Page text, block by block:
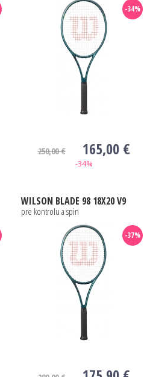
-34%
250,00 € 165,00 €
-34%
WILSON BLADE 98 18X20 V9
pre kontrolu a spin
-37%